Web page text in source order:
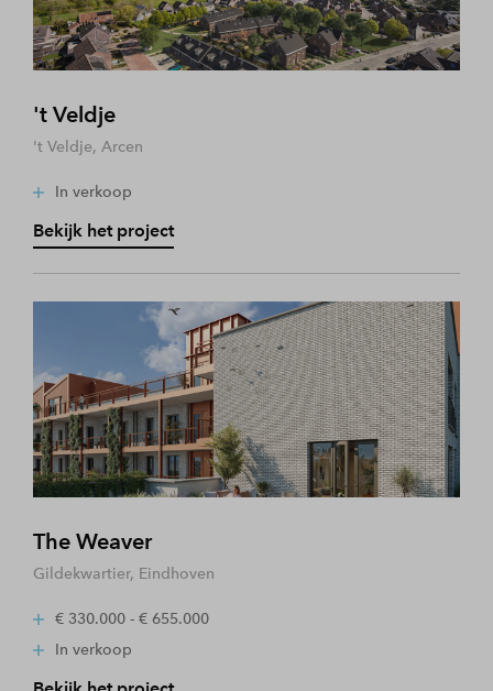
't Veldje
't Veldje, Arcen
In verkoop
Bekijk het project
The Weaver
Gildekwartier, Eindhoven
€ 330.000 - € 655.000
In verkoop